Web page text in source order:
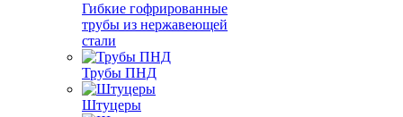
Гибкие гофрированные
трубы из нержавеющей
стали
Трубы ПНД
Штуцеры